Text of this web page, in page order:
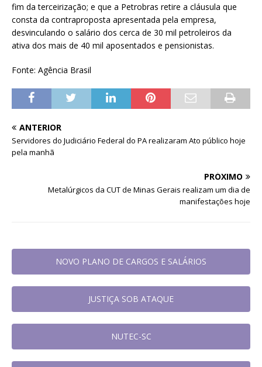
fim da terceirização; e que a Petrobras retire a cláusula que
consta da contraproposta apresentada pela empresa,
desvinculando o salário dos cerca de 30 mil petroleiros da
ativa dos mais de 40 mil aposentados e pensionistas.
Fonte: Agência Brasil
ANTERIOR
Servidores do Judiciário Federal do PA realizaram Ato público hoje
pela manhã
PRÓXIMO
Metalúrgicos da CUT de Minas Gerais realizam um dia de
manifestações hoje
NOVO PLANO DE CARGOS E SALÁRIOS
JUSTIÇA SOB ATAQUE
NUTEC-SC